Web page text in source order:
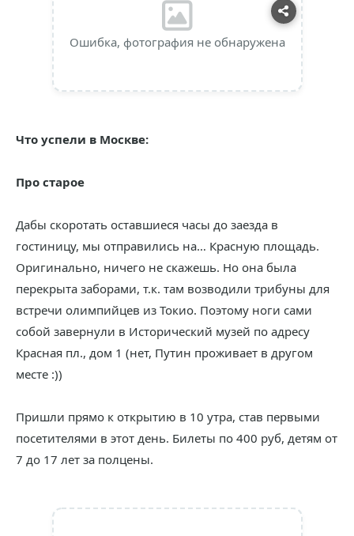
Ошибка, фотография не обнаружена
Что успели в Москве:
Про старое
Дабы скоротать оставшиеся часы до заезда в
гостиницу, мы отправились на… Красную площадь.
Оригинально, ничего не скажешь. Но она была
перекрыта заборами, т.к. там возводили трибуны для
встречи олимпийцев из Токио. Поэтому ноги сами
собой завернули в Исторический музей по адресу
Красная пл., дом 1 (нет, Путин проживает в другом
месте :))
Пришли прямо к открытию в 10 утра, став первыми
посетителями в этот день. Билеты по 400 руб, детям от
7 до 17 лет за полцены.